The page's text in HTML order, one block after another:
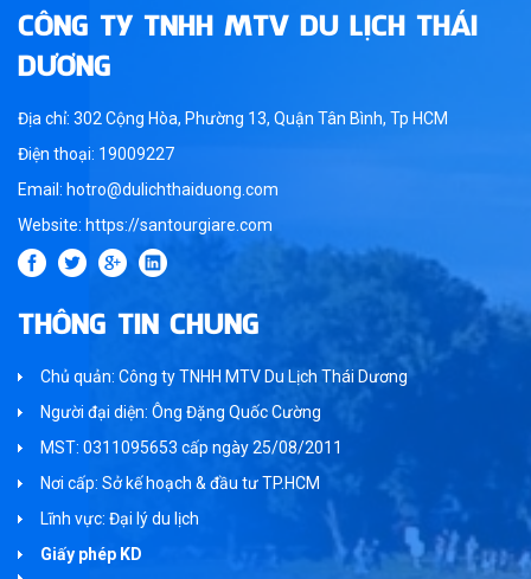
CÔNG TY TNHH MTV DU LỊCH THÁI
DƯƠNG
Địa chỉ: 302 Cộng Hòa, Phường 13, Quận Tân Bình, Tp HCM
Điện thoại: 19009227
Email: hotro@dulichthaiduong.com
Website: https://santourgiare.com
THÔNG TIN CHUNG
Chủ quản: Công ty TNHH MTV Du Lịch Thái Dương
Người đại diện: Ông Đặng Quốc Cường
MST: 0311095653 cấp ngày 25/08/2011
Nơi cấp: Sở kế hoạch & đầu tư TP.HCM
Lĩnh vực: Đại lý du lịch
Giấy phép KD